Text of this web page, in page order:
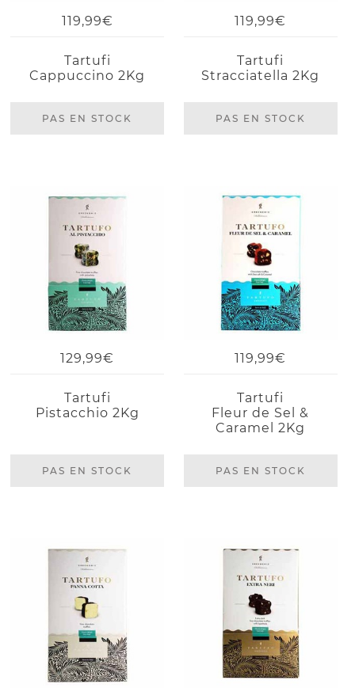
119,99€
Tartufi
Cappuccino 2Kg
PAS EN STOCK
119,99€
Tartufi
Stracciatella 2Kg
PAS EN STOCK
129,99€
Tartufi
Pistacchio 2Kg
PAS EN STOCK
119,99€
Tartufi
Fleur de Sel &
Caramel 2Kg
PAS EN STOCK